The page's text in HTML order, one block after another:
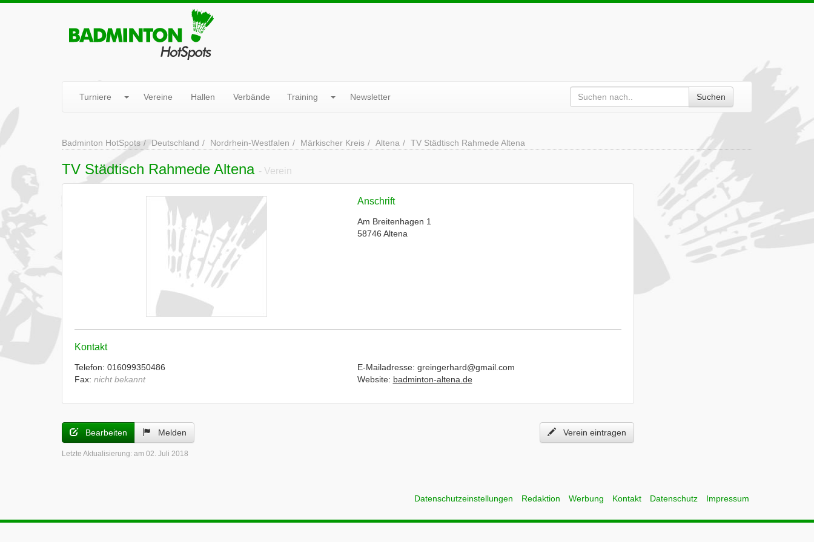
Turniere Vereine Hallen Verbände Training Newsletter Suchen
Badminton HotSpots Deutschland Nordrhein-Westfalen Märkischer Kreis Altena TV Städtisch Rahmede Altena
TV Städtisch Rahmede Altena - Verein
Anschrift
Am Breitenhagen 1
58746 Altena
Kontakt
Telefon: 016099350486
Fax: nicht bekannt
E-Mailadresse: greingerhard@gmail.com
Website: badminton-altena.de
Bearbeiten Melden Verein eintragen
Letzte Aktualisierung: am 02. Juli 2018
Datenschutzeinstellungen Redaktion Werbung Kontakt Datenschutz Impressum